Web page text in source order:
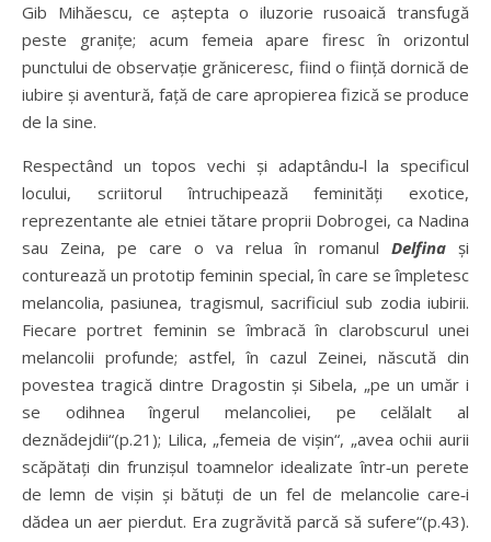
Gib Mihăescu, ce aștepta o iluzorie rusoaică transfugă
peste granițe; acum femeia apare firesc în orizontul
punctului de observație grăniceresc, fiind o ființă dornică de
iubire și aventură, față de care apropierea fizică se produce
de la sine.
Respectând un topos vechi și adaptându‑l la specificul
locului, scriitorul întruchipează feminități exotice,
reprezentante ale etniei tătare proprii Dobrogei, ca Nadina
sau Zeina, pe care o va relua în romanul Delfina și
conturează un prototip feminin special, în care se împletesc
melancolia, pasiunea, tragismul, sacrificiul sub zodia iubirii.
Fiecare portret feminin se îmbracă în clarobscurul unei
melancolii profunde; astfel, în cazul Zeinei, născută din
povestea tragică dintre Dragostin și Sibela, „pe un umăr i
se odihnea îngerul melancoliei, pe celălalt al
deznădejdii“(p.21); Lilica, „femeia de vișin“, „avea ochii aurii
scăpătați din frunzișul toamnelor idealizate într‑un perete
de lemn de vișin și bătuți de un fel de melancolie care‑i
dădea un aer pierdut. Era zugrăvită parcă să sufere“(p.43).